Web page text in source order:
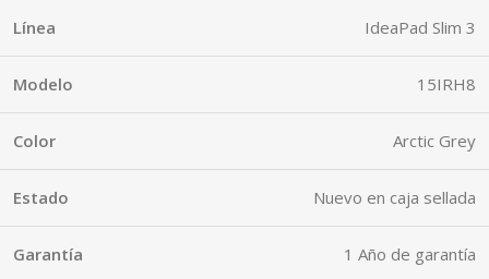
Línea IdeaPad Slim 3
Modelo 15IRH8
Color Arctic Grey
Estado Nuevo en caja sellada
Garantía 1 Año de garantía